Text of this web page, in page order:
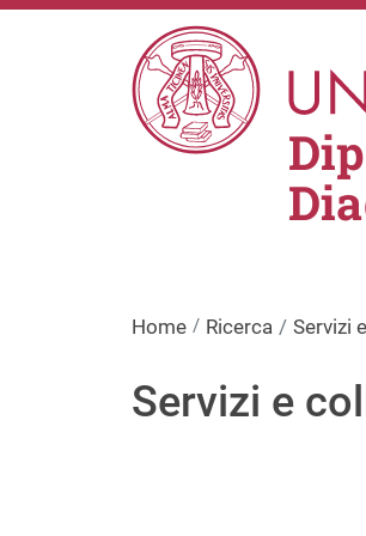
Salta al contenuto principale
Home Ricerca Servizi
Servizi e